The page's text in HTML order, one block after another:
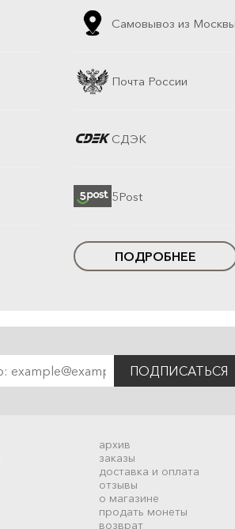
Самовывоз из
Почта России
СДЭК
5Post
ПОДРОБНЕЕ
ПОДПИСАТЬСЯ
архив
заказы
доставка и оплата
отзывы
о магазине
продать монеты
возврат